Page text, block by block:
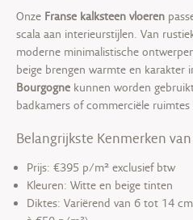
Onze Franse kalksteen vloeren
scala aan interieurstijlen. Van
moderne minimalistische
beige brengen warmte en karakter
Bourgogne kunnen worden
badkamers of commerciële
Belangrijkste Kenmerken
Prijs: €395 p/m² exclusief btw
Kleuren: Witte en beige tinten
Diktes: Variërend van 6 tot 14